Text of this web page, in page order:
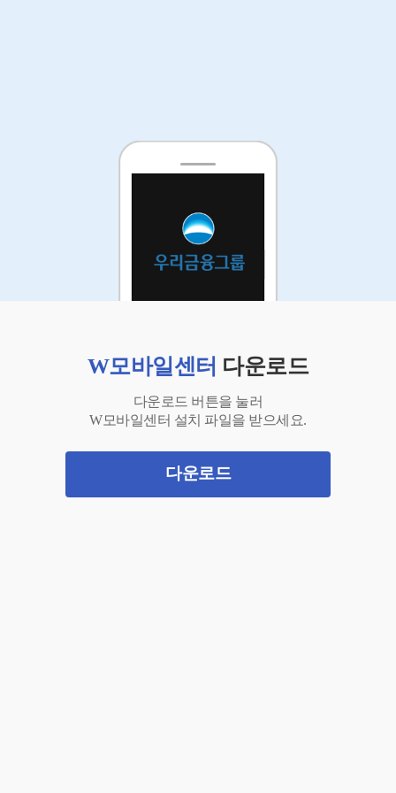
W모바일센터 다운로드
다운로드 버튼을 눌러
W모바일센터 설치 파일을 받으세요.
다운로드